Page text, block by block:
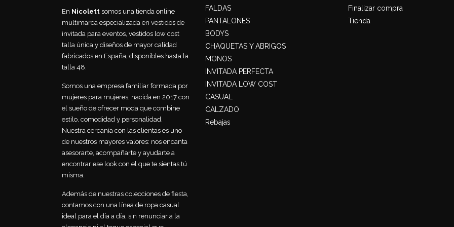
En Nicolett somos una tienda online
multimarca especializada en vestidos de
invitada para eventos, vestidos low cost
talla única y diseños de mayor calidad
fabricados en España, disponibles hasta la
talla 48.
Somos una empresa familiar formada por
mujeres para mujeres, nacida en 2017 con
el sueño de ofrecer moda que combine
estilo, comodidad y personalidad.
Nuestra cercanía con las clientas es uno
de nuestros mayores valores: nos encanta
asesorarte, acompañarte y ayudarte a
encontrar ese look con el que te sientas tú
misma.
Además de nuestras colecciones de fiesta,
contamos con una línea de ropa casual
ideal para el día a día, sin renunciar a la
FALDAS
PANTALONES
BODYS
CHAQUETAS Y ABRIGOS
MONOS
INVITADA PERFECTA
INVITADA LOW COST
CASUAL
CALZADO
Rebajas
Finalizar compra
Tienda